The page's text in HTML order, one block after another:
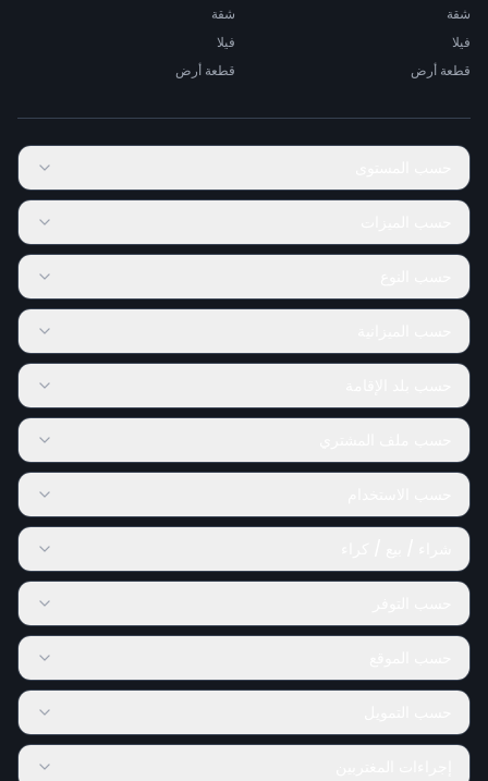
شقة
فيلا
قطعة أرض
شقة
فيلا
قطعة أرض